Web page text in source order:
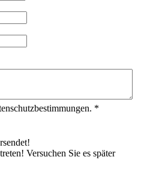
*
Versuchen Sie es später